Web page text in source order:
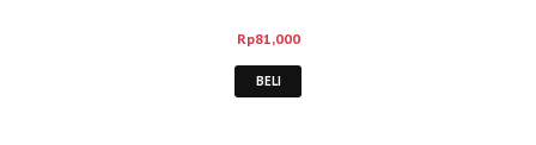
Rp81,000
BELI